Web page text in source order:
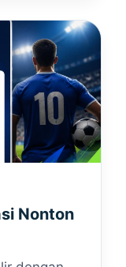
Nonton